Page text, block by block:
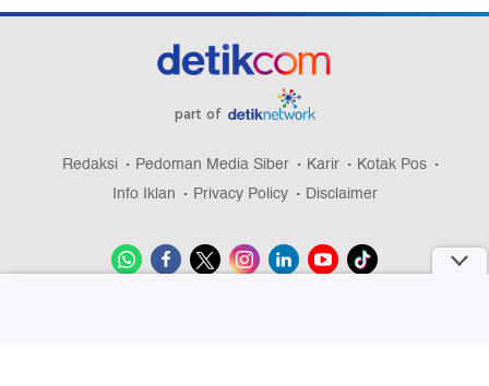
part of
Redaksi Pedoman Media Siber Karir
Kotak Pos
Info Iklan
Privacy Policy Disclaimer